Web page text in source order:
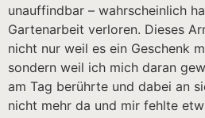
unauffindbar – wahrscheinlich
Gartenarbeit verloren. Dieses
nicht nur weil es ein Geschenk
sondern weil ich mich daran
am Tag berührte und dabei an
nicht mehr da und mir fehlte